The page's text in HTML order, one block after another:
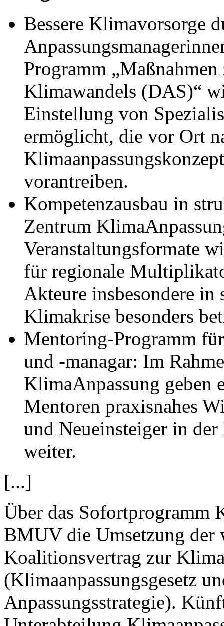
Bessere Klimavorsorge
Programm
Klimawandels (DAS)“
Einstellung von
ermöglicht, die vor Ort
vorantreiben.
Kompetenzausbau in
Zentrum
Veranstaltungsformate
für regionale
Akteure insbesondere
Klimakrise besonders
Mentoring-Programm
und -managar: Im
KlimaAnpassung geben
Mentoren praxisnahes
und Neueinsteiger in
weiter.
[...]
Über das Sofortprogramm
BMUV die Umsetzung der
Koalitionsvertrag zur
(Klimaanpassungsgesetz
Anpassungsstrategie).